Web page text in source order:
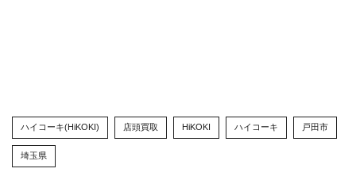
ハイコーキ(HiKOKI) 店頭買取 HiKOKI ハイコーキ 戸田市
埼玉県